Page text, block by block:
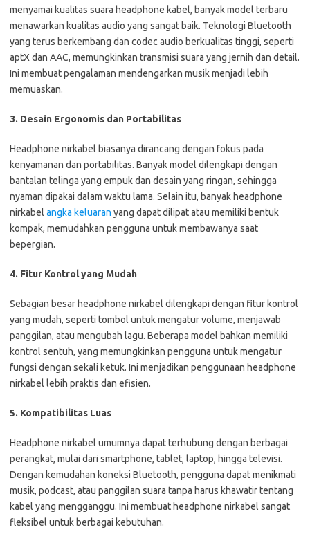
menyamai kualitas suara headphone kabel, banyak model terbaru
menawarkan kualitas audio yang sangat baik. Teknologi Bluetooth
yang terus berkembang dan codec audio berkualitas tinggi, seperti
aptX dan AAC, memungkinkan transmisi suara yang jernih dan detail.
Ini membuat pengalaman mendengarkan musik menjadi lebih
memuaskan.
3. Desain Ergonomis dan Portabilitas
Headphone nirkabel biasanya dirancang dengan fokus pada
kenyamanan dan portabilitas. Banyak model dilengkapi dengan
bantalan telinga yang empuk dan desain yang ringan, sehingga
nyaman dipakai dalam waktu lama. Selain itu, banyak headphone
nirkabel angka keluaran yang dapat dilipat atau memiliki bentuk
kompak, memudahkan pengguna untuk membawanya saat
bepergian.
4. Fitur Kontrol yang Mudah
Sebagian besar headphone nirkabel dilengkapi dengan fitur kontrol
yang mudah, seperti tombol untuk mengatur volume, menjawab
panggilan, atau mengubah lagu. Beberapa model bahkan memiliki
kontrol sentuh, yang memungkinkan pengguna untuk mengatur
fungsi dengan sekali ketuk. Ini menjadikan penggunaan headphone
nirkabel lebih praktis dan efisien.
5. Kompatibilitas Luas
Headphone nirkabel umumnya dapat terhubung dengan berbagai
perangkat, mulai dari smartphone, tablet, laptop, hingga televisi.
Dengan kemudahan koneksi Bluetooth, pengguna dapat menikmati
musik, podcast, atau panggilan suara tanpa harus khawatir tentang
kabel yang mengganggu. Ini membuat headphone nirkabel sangat
fleksibel untuk berbagai kebutuhan.